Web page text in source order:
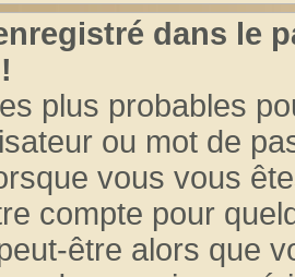
dans le
plus probables
ou mot de
vous vous
compte pour
être alors que